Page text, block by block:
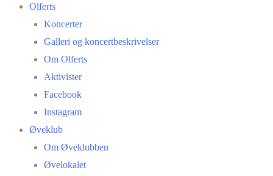
Olferts
Koncerter
Galleri og koncertbeskrivelser
Om Olferts
Aktivister
Facebook
Instagram
Øveklub
Om Øveklubben
Øvelokalet